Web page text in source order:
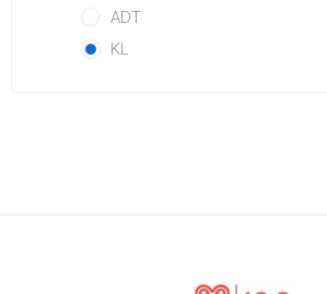
ADT
KL